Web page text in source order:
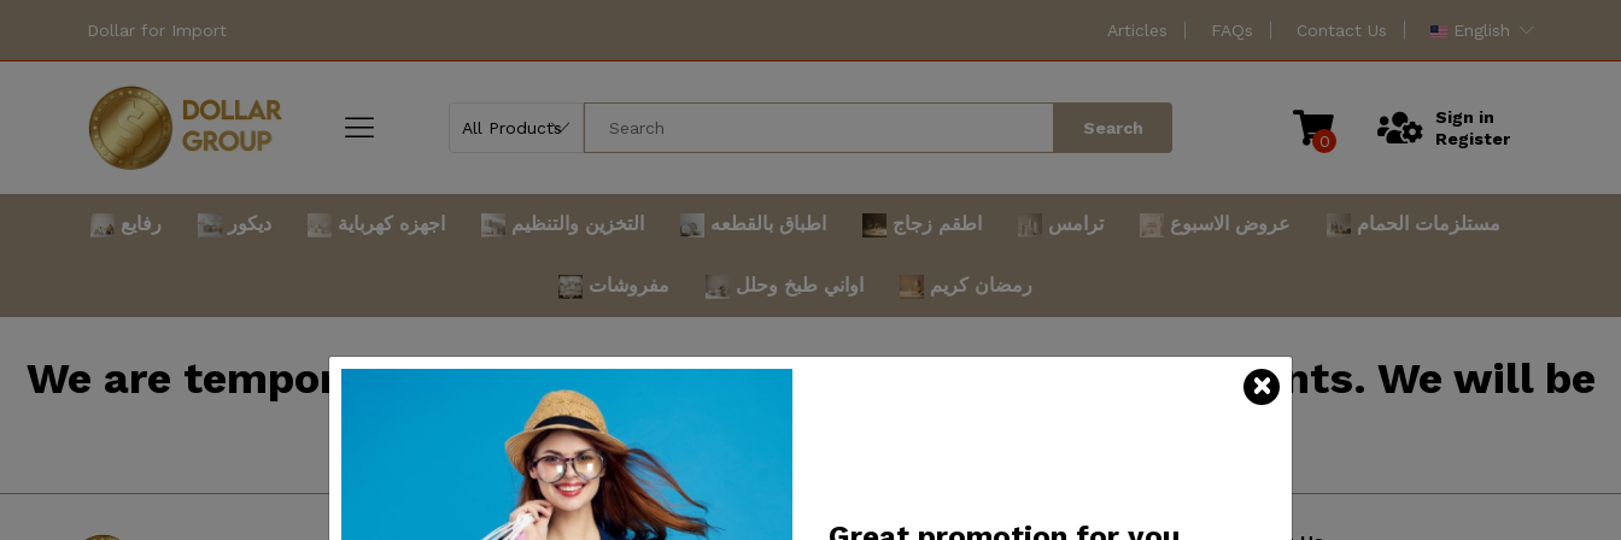
Dollar for Import Articles FAQs Contact Us English
Search
0
Sign in
Register
رفايع ديكور اجهزه كهرباية التخزين والتنظيم اطباق بالقطعه اطقم زجاج ترامس عروض الاسبوع مستلزمات الحمام
مفروشات اواني طبخ وحلل رمضان كريم
We are temporarily closed for maintenance and improvements. We will be
back soon. Thank you for your patience.